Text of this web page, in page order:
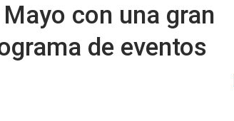
con una gran
de eventos